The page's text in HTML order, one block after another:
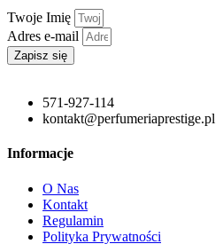
Twoje Imię
Adres e-mail
Zapisz się
571-927-114
kontakt@perfumeriaprestige.pl
Informacje
O Nas
Kontakt
Regulamin
Polityka Prywatności